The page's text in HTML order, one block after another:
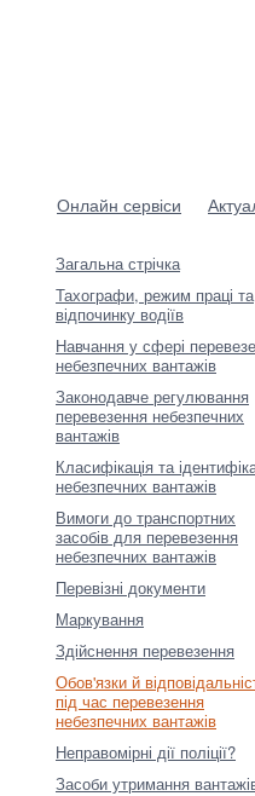
Онлайн сервіси
Загальна стрічка
Тахографи, режим праці та
відпочинку водіїв
Навчання у сфері
небезпечних вантажів
Законодавче регулювання
перевезення небезпечних
вантажів
Класифікація та
небезпечних вантажів
Вимоги до транспортних
засобів для перевезення
небезпечних вантажів
Перевізні документи
Маркування
Здійснення перевезення
Обов'язки й
під час перевезення
небезпечних вантажів
Неправомірні дії поліції?
Засоби утримання